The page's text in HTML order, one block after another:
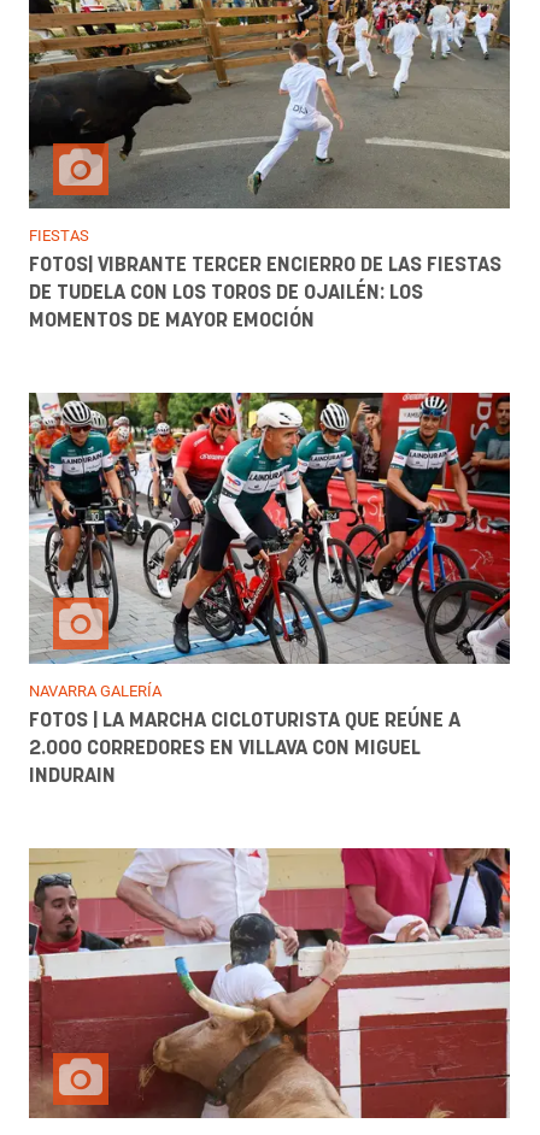
FIESTAS
FOTOS| VIBRANTE TERCER ENCIERRO DE LAS FIESTAS
DE TUDELA CON LOS TOROS DE OJAILÉN: LOS
MOMENTOS DE MAYOR EMOCIÓN
NAVARRA GALERÍA
FOTOS | LA MARCHA CICLOTURISTA QUE REÚNE A
2.000 CORREDORES EN VILLAVA CON MIGUEL
INDURAIN